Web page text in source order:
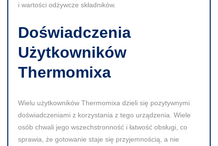
i wartości odżywcze składników.
Doświadczenia
Użytkowników
Thermomixa
Wielu użytkowników Thermomixa dzieli się pozytywnymi
doświadczeniami z korzystania z tego urządzenia. Wiele
osób chwali jego wszechstronność i łatwość obsługi, co
sprawia, że gotowanie staje się przyjemnością, a nie